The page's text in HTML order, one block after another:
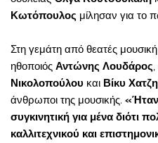
Κωτόπουλος μίλησαν για το
Στη γεμάτη από θεατές
ηθοποιός Αντώνης Λουδάρος
Νικολοπούλου και Βίκυ
άνθρωποι της μουσικής. «Ήταν
συγκινητική για μένα διότι
καλλιτεχνικού και